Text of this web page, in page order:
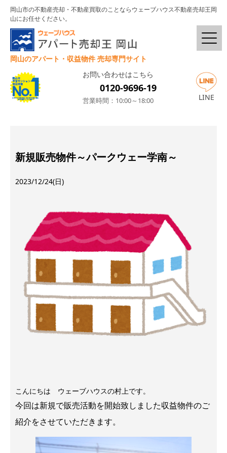
岡山市の不動産売却・不動産買取のことならウェーブハウス不動産売却王岡
山にお任せください。
岡山のアパート・収益物件 売却専門サイト
お問い合わせはこちら
0120-9696-19
営業時間：10:00～18:00 LINE
新規販売物件～パークウェー学南～
2023/12/24(日)
こんにちは ウェーブハウスの村上です。
今回は新規で販売活動を開始致しました収益物件のご
紹介をさせていただきます。